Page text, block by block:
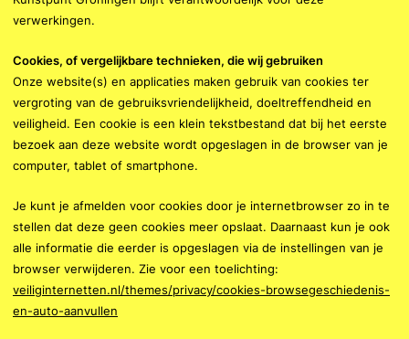
verwerkingen.
Cookies, of vergelijkbare technieken, die wij gebruiken
Onze website(s) en applicaties maken gebruik van cookies ter
vergroting van de gebruiksvriendelijkheid, doeltreffendheid en
veiligheid. Een cookie is een klein tekstbestand dat bij het eerste
bezoek aan deze website wordt opgeslagen in de browser van je
computer, tablet of smartphone.
Je kunt je afmelden voor cookies door je internetbrowser zo in te
stellen dat deze geen cookies meer opslaat. Daarnaast kun je ook
alle informatie die eerder is opgeslagen via de instellingen van je
browser verwijderen. Zie voor een toelichting:
veiliginternetten.nl/themes/privacy/cookies-browsegeschiedenis-
en-auto-aanvullen